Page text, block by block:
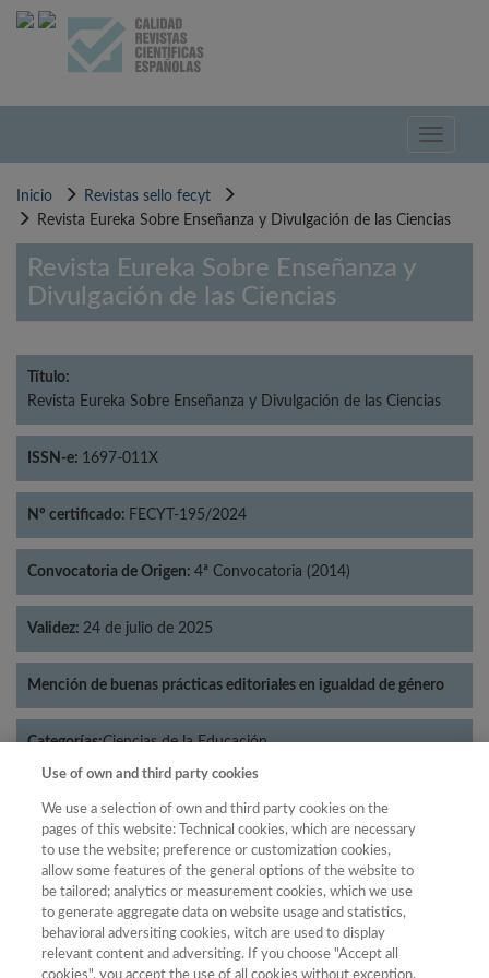
Pasar
Toggle
Inicio
Revistas sello fecyt
Revista Eureka Sobre Enseñanza y Divulgación de las Ciencias
Revista Eureka Sobre Enseñanza y
Divulgación de las Ciencias
Título:
Revista Eureka Sobre Enseñanza y Divulgación de las Ciencias
ISSN-e: 1697-011X
Nº certificado: FECYT-195/2024
Convocatoria de Origen: 4ª Convocatoria (2014)
Validez: 24 de julio de 2025
Mención de buenas prácticas editoriales en igualdad de género
Categorías:Ciencias de la Educación
Año
Año Filtrar
Use of own and third party cookies
We use a selection of own and third party cookies on the
pages of this website: Technical cookies, which are necessary
to use the website; preference or customization cookies,
allow some features of the general options of the website to
be tailored; analytics or measurement cookies, which we use
to generate aggregate data on website usage and statistics,
behavioral adversiting cookies, witch are used to display
relevant content and adversiting. If you choose "Accept all